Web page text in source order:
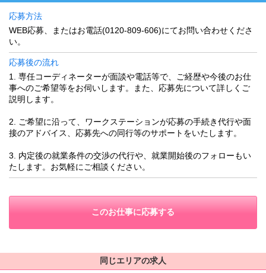
応募方法
WEB応募、またはお電話(0120-809-606)にてお問い合わせくださ
い。
応募後の流れ
1. 専任コーディネーターが面談や電話等で、ご経歴や今後のお仕
事へのご希望等をお伺いします。また、応募先について詳しくご
説明します。
2. ご希望に沿って、ワークステーションが応募の手続き代行や面
接のアドバイス、応募先への同行等のサポートをいたします。
3. 内定後の就業条件の交渉の代行や、就業開始後のフォローもい
たします。お気軽にご相談ください。
このお仕事に応募する
同じエリアの求人